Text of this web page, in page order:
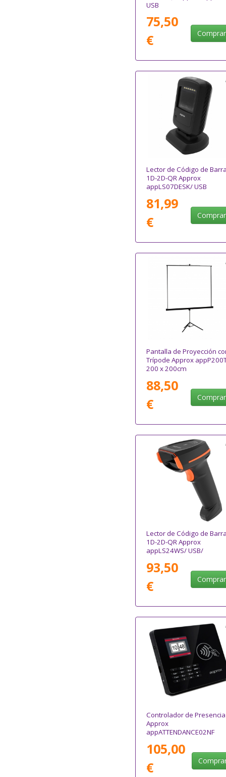
USB
75,50
€
Comprar
Lector de Código de
1D-2D-QR Approx
appLS07DESK/ USB
81,99
€
Comprar
Pantalla de Proyección
Trípode Approx
200 x 200cm
88,50
€
Comprar
Lector de Código de
1D-2D-QR Approx
appLS24WS/ USB/
93,50
€
Comprar
Controlador de Presencia
Approx
appATTENDANCE02NF
105,00
€